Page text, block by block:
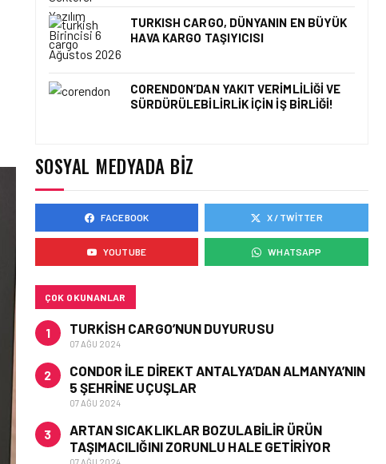
TURKISH CARGO, DÜNYANIN EN BÜYÜK
HAVA KARGO TAŞIYICISI
CORENDON’DAN YAKIT VERIMLILIĞI VE
SÜRDÜRÜLEBILIRLIK IÇIN İŞ BIRLIĞI!
SOSYAL MEDYADA BIZ
FACEBOOK X / TWITTER
YOUTUBE WHATSAPP
ÇOK OKUNANLAR
1 TURKISH CARGO’NUN DUYURUSU
07 AĞU 2024
2
CONDOR ILE DIREKT ANTALYA’DAN ALMANYA’NIN
5 ŞEHRINE UÇUŞLAR
07 AĞU 2024
3
ARTAN SICAKLIKLAR BOZULABILIR ÜRÜN
TAŞIMACILIĞINI ZORUNLU HALE GETIRIYOR